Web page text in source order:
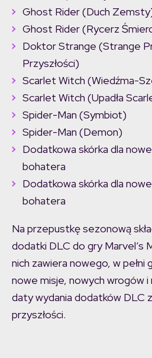
Ghost Rider (Duch
Ghost Rider (Rycerz
Doktor Strange (Strange
Przyszłości)
Scarlet Witch (Wiedźma-
Scarlet Witch (Upadła
Spider-Man (Symbiot)
Spider-Man (Demon)
Dodatkowa skórka dla
bohatera
Dodatkowa skórka dla
bohatera
Na przepustkę sezonową
dodatki DLC do gry Marvel’s
nich zawiera nowego, w
nowe misje, nowych wrogów
daty wydania dodatków DLC
przyszłości.